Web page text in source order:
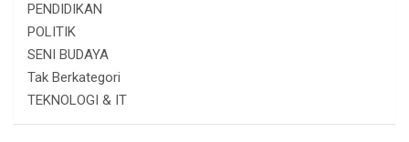
PENDIDIKAN
POLITIK
SENI BUDAYA
Tak Berkategori
TEKNOLOGI & IT